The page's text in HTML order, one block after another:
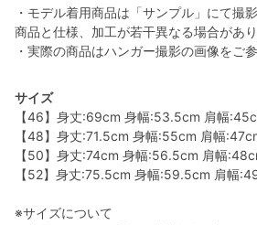
・モデル着用商品は「サンプル」にて撮
商品と仕様、加工が若干異なる場合があり
・実際の商品はハンガー撮影の画像をご
サイズ
【46】身丈:69cm 身幅:53.5cm 肩幅
【48】身丈:71.5cm 身幅:55cm 肩幅
【50】身丈:74cm 身幅:56.5cm 肩幅
【52】身丈:75.5cm 身幅:59.5cm 肩幅
※サイズについて